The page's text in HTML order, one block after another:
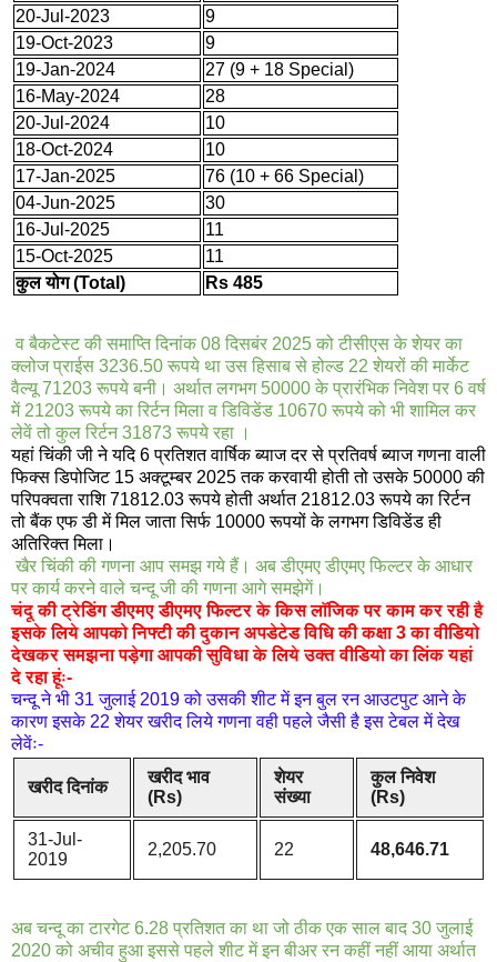
20-Jul-2023
9
19-Oct-2023
9
19-Jan-2024
27 (9 + 18 Special)
16-May-2024
28
20-Jul-2024
10
18-Oct-2024
10
17-Jan-2025
76 (10 + 66 Special)
04-Jun-2025
30
16-Jul-2025
11
15-Oct-2025
11
कुल योग (Total)
Rs 485
व बैकटेस्ट की समाप्ति दिनांक 08 दिसबंर 2025 को टीसीएस के शेयर का
क्लोज प्राईस 3236.50 रूपये था उस हिसाब से होल्ड 22 शेयरों की मार्केट
वैल्यू 71203 रूपये बनी। अर्थात लगभग 50000 के प्रारंभिक निवेश पर 6 वर्ष
में 21203 रूपये का रिर्टन मिला व डिविडेंड 10670 रूपये को भी शामिल कर
लेवें तो कुल रिर्टन 31873 रूपये रहा ।
यहां चिंकी जी ने यदि 6 प्रतिशत वार्षिक ब्याज दर से प्रतिवर्ष ब्याज गणना वाली
फिक्स डिपोजिट 15 अक्टूम्बर 2025 तक करवायी होती तो उसके 50000 की
परिपक्वता राशि 71812.03 रूपये होती अर्थात 21812.03 रूपये का रिर्टन
तो बैंक एफ डी में मिल जाता सिर्फ 10000 रूपयों के लगभग डिविडेंड ही
अतिरिक्त मिला ।
खैर चिंकी की गणना आप समझ गये हैं। अब डीएमए डीएमए फिल्टर के आधार
पर कार्य करने वाले चन्दू जी की गणना आगे समझेगें।
चंदू की ट्रेडिंग डीएमए डीएमए फिल्टर के किस लाॅजिक पर काम कर रही है
इसके लिये आपको निफ्टी की दुकान अपडेटेड विधि की कक्षा 3 का वीडियो
देखकर समझना पड़ेगा आपकी सुविधा के लिये उक्त वीडियो का लिंक यहां
दे रहा हूंः-
चन्दू ने भी 31 जुलाई 2019 को उसकी शीट में इन बुल रन आउटपुट आने के
कारण इसके 22 शेयर खरीद लिये गणना वही पहले जैसी है इस टेबल में देख
लेवेंः-
खरीद दिनांक
खरीद भाव
(Rs)
शेयर
संख्या
कुल निवेश
(Rs)
31-Jul-
2019
2,205.70 22 48,646.71
अब चन्दू का टारगेट 6.28 प्रतिशत का था जो ठीक एक साल बाद 30 जुलाई
2020 को अचीव हुआ इससे पहले शीट में इन बीअर रन कहीं नहीं आया अर्थात